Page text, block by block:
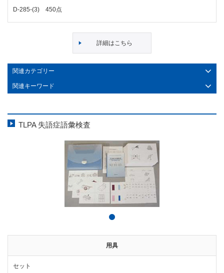
D-285-(3) 450点
詳細はこちら
関連カテゴリー
関連キーワード
TLPA 失語症語彙検査
用具
セット